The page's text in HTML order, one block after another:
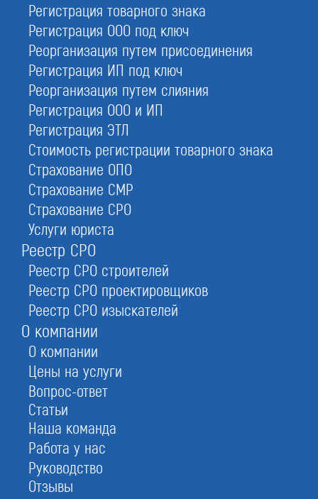
Регистрация товарного знака
Регистрация ООО под ключ
Реорганизация путем присоединения
Регистрация ИП под ключ
Реорганизация путем слияния
Регистрация ООО и ИП
Регистрация ЭТЛ
Стоимость регистрации товарного знака
Страхование ОПО
Страхование СМР
Страхование СРО
Услуги юриста
Реестр СРО
Реестр СРО строителей
Реестр СРО проектировщиков
Реестр СРО изыскателей
О компании
О компании
Цены на услуги
Вопрос-ответ
Статьи
Наша команда
Работа у нас
Руководство
Отзывы
Отзывы по регистрации фирм
с 2007 года
Подписывайтесь!
Принимаем оплаты:
Политика о предоставлении персональных данных
СтройЮрист»
© 2007–2026
ИНН: 7703459915
ОГРН: 1187746573981